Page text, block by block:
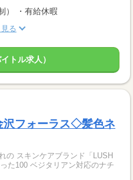
） ・有給休暇
る
トル求人）
沢フォーラス◇髪色ネ
の スキンケアブランド「LUSH
た100 ベジタリアン対応のナチ